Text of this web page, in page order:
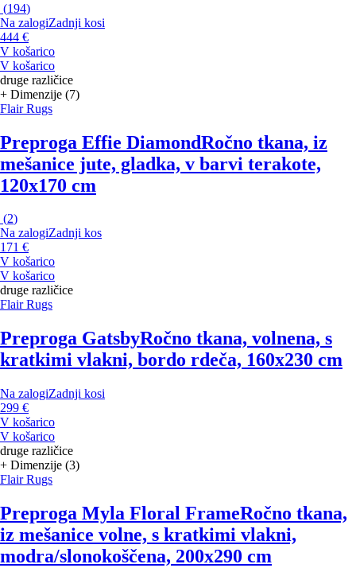
(194)
Na zalogiZadnji kosi
444 €
V košarico
V košarico
druge različice
+ Dimenzije (7)
Flair Rugs
Preproga Effie DiamondRočno tkana, iz
mešanice jute, gladka, v barvi terakote,
120x170 cm
(2)
Na zalogiZadnji kos
171 €
V košarico
V košarico
druge različice
Flair Rugs
Preproga GatsbyRočno tkana, volnena, s
kratkimi vlakni, bordo rdeča, 160x230 cm
Na zalogiZadnji kosi
299 €
V košarico
V košarico
druge različice
+ Dimenzije (3)
Flair Rugs
Preproga Myla Floral FrameRočno tkana,
iz mešanice volne, s kratkimi vlakni,
modra/slonokoščena, 200x290 cm